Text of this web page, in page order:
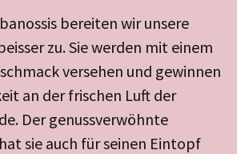
bereiten wir unsere
zu. Sie werden mit einem
versehen und gewinnen
an der frischen Luft der
Der genussverwöhnte
sie auch für seinen Eintopf